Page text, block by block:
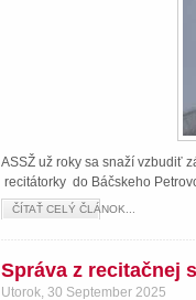
ASSŽ už roky sa snaží vzbudiť
recitátorky do Báčskeho
ČÍTAŤ CELÝ ČLÁNOK...
Správa z recitačnej
Utorok, 30 September 2025